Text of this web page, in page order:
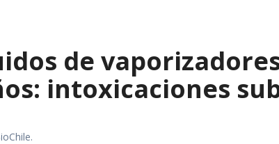
de
intoxicaciones